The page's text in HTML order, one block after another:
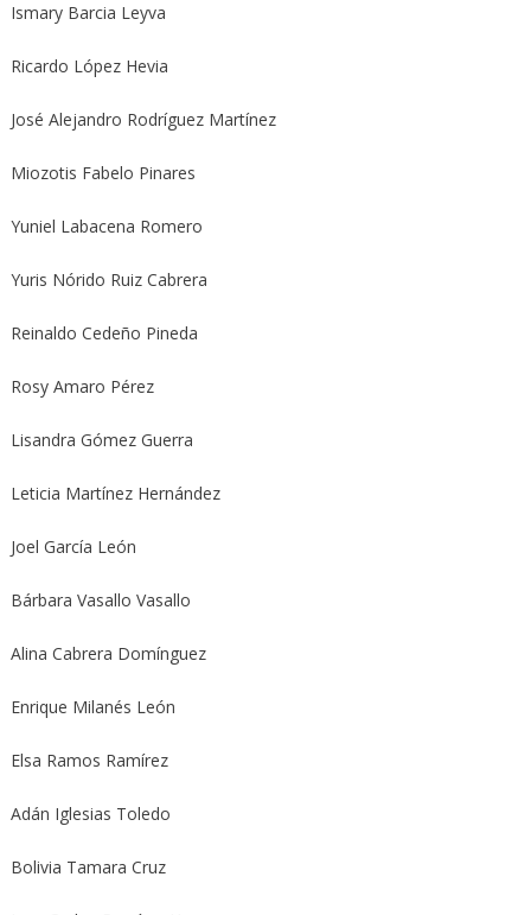
Ismary Barcia Leyva
Ricardo López Hevia
José Alejandro Rodríguez Martínez
Miozotis Fabelo Pinares
Yuniel Labacena Romero
Yuris Nórido Ruiz Cabrera
Reinaldo Cedeño Pineda
Rosy Amaro Pérez
Lisandra Gómez Guerra
Leticia Martínez Hernández
Joel García León
Bárbara Vasallo Vasallo
Alina Cabrera Domínguez
Enrique Milanés León
Elsa Ramos Ramírez
Adán Iglesias Toledo
Bolivia Tamara Cruz